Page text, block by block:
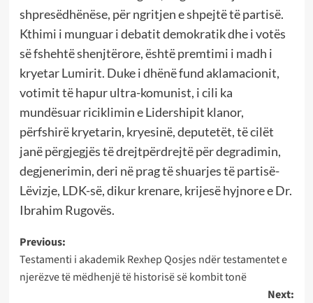
shpresëdhënëse, për ngritjen e shpejtë të partisë.
Kthimi i munguar i debatit demokratik dhe i votës
së fshehtë shenjtërore, është premtimi i madh i
kryetar Lumirit. Duke i dhënë fund aklamacionit,
votimit të hapur ultra-komunist, i cili ka
mundësuar riciklimin e Lidershipit klanor,
përfshirë kryetarin, kryesinë, deputetët, të cilët
janë përgjegjës të drejtpërdrejtë për degradimin,
degjenerimin, deri në prag të shuarjes të partisë-
Lëvizje, LDK-së, dikur krenare, krijesë hyjnore e Dr.
Ibrahim Rugovës.
Post
navigation
Previous:
Testamenti i akademik Rexhep Qosjes ndër testamentet e
njerëzve të mëdhenjë të historisë së kombit tonë
Next: